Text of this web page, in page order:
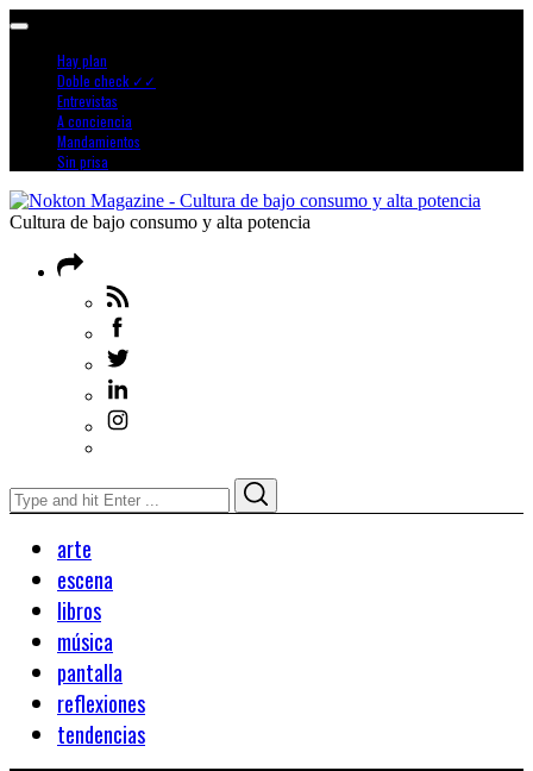
Hay plan
Doble check ✓✓
Entrevistas
A conciencia
Mandamientos
Sin prisa
Cultura de bajo consumo y alta potencia
Search
for:
arte
escena
libros
música
pantalla
reflexiones
tendencias